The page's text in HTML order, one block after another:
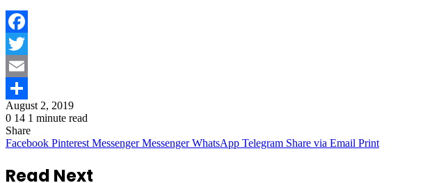
Facebook
Twitter
Email
Share
August 2, 2019
0 14 1 minute read
Share
Facebook Pinterest Messenger Messenger WhatsApp Telegram Share via Email Print
Read Next